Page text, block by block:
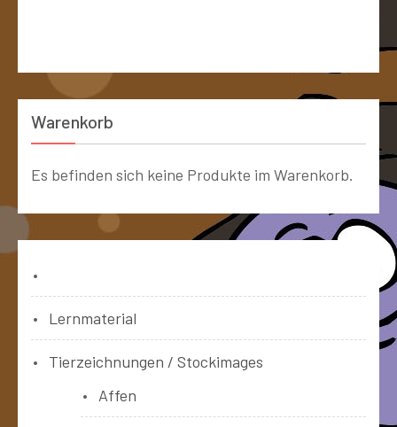
Warenkorb
Es befinden sich keine Produkte im Warenkorb.
Lernmaterial
Tierzeichnungen / Stockimages
Affen